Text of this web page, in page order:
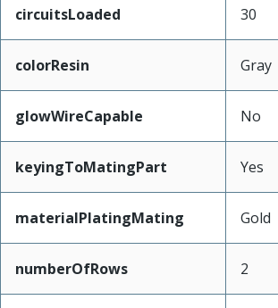
circuitsLoaded 30
colorResin Gray
glowWireCapable No
keyingToMatingPart Yes
materialPlatingMating Gold
numberOfRows 2